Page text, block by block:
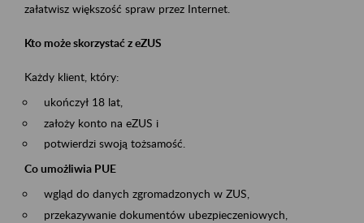
załatwisz większość spraw przez Internet.
Kto może skorzystać z eZUS
Każdy klient, który:
ukończył 18 lat,
założy konto na eZUS i
potwierdzi swoją tożsamość.
Co umożliwia PUE
wgląd do danych zgromadzonych w ZUS,
przekazywanie dokumentów ubezpieczeniowych,